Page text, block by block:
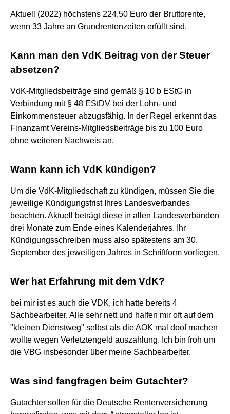
Aktuell (2022) höchstens 224,50 Euro der Bruttorente,
wenn 33 Jahre an Grundrentenzeiten erfüllt sind.
Kann man den VdK Beitrag von der Steuer
absetzen?
VdK-Mitgliedsbeiträge sind gemäß § 10 b EStG in
Verbindung mit § 48 EStDV bei der Lohn- und
Einkommensteuer abzugsfähig. In der Regel erkennt das
Finanzamt Vereins-Mitgliedsbeiträge bis zu 100 Euro
ohne weiteren Nachweis an.
Wann kann ich VdK kündigen?
Um die VdK-Mitgliedschaft zu kündigen, müssen Sie die
jeweilige Kündigungsfrist Ihres Landesverbandes
beachten. Aktuell beträgt diese in allen Landesverbänden
drei Monate zum Ende eines Kalenderjahres. Ihr
Kündigungsschreiben muss also spätestens am 30.
September des jeweiligen Jahres in Schriftform vorliegen.
Wer hat Erfahrung mit dem VdK?
bei mir ist es auch die VDK, ich hatte bereits 4
Sachbearbeiter. Alle sehr nett und halfen mir oft auf dem
"kleinen Dienstweg" selbst als die AOK mal doof machen
wollte wegen Verletztengeld auszahlung. Ich bin froh um
die VBG insbesonder über meine Sachbearbeiter.
Was sind fangfragen beim Gutachter?
Gutachter sollen für die Deutsche Rentenversicherung